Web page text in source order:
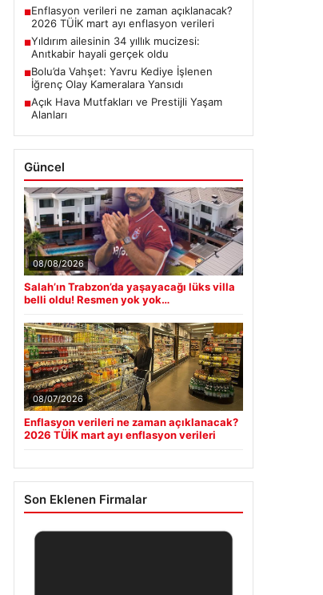
■Enflasyon verileri ne zaman açıklanacak?
2026 TÜİK mart ayı enflasyon verileri
■Yıldırım ailesinin 34 yıllık mucizesi:
Anıtkabir hayali gerçek oldu
■Bolu’da Vahşet: Yavru Kediye İşlenen
İğrenç Olay Kameralara Yansıdı
■Açık Hava Mutfakları ve Prestijli Yaşam
Alanları
Güncel
08/08/2026
Salah’ın Trabzon’da yaşayacağı lüks villa
belli oldu! Resmen yok yok…
08/07/2026
Enflasyon verileri ne zaman açıklanacak?
2026 TÜİK mart ayı enflasyon verileri
Son Eklenen Firmalar